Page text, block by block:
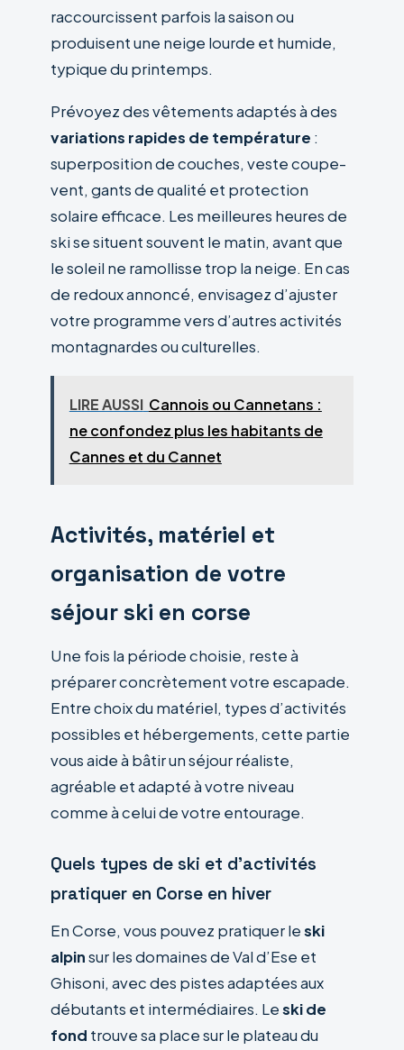
raccourcissent parfois la saison ou
produisent une neige lourde et humide,
typique du printemps.
Prévoyez des vêtements adaptés à des
variations rapides de température :
superposition de couches, veste coupe-
vent, gants de qualité et protection
solaire efficace. Les meilleures heures de
ski se situent souvent le matin, avant que
le soleil ne ramollisse trop la neige. En cas
de redoux annoncé, envisagez d’ajuster
votre programme vers d’autres activités
montagnardes ou culturelles.
LIRE AUSSI Cannois ou Cannetans :
ne confondez plus les habitants de
Cannes et du Cannet
Activités, matériel et
organisation de votre
séjour ski en corse
Une fois la période choisie, reste à
préparer concrètement votre escapade.
Entre choix du matériel, types d’activités
possibles et hébergements, cette partie
vous aide à bâtir un séjour réaliste,
agréable et adapté à votre niveau
comme à celui de votre entourage.
Quels types de ski et d’activités
pratiquer en Corse en hiver
En Corse, vous pouvez pratiquer leski
alpinsur les domaines de Val d’Ese et
Ghisoni, avec des pistes adaptées aux
débutants et intermédiaires. Leski de
fond trouve sa place sur le plateau du